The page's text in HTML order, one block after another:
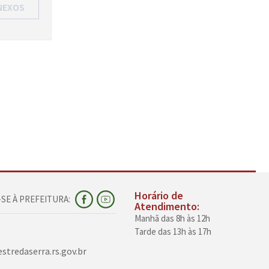
À PREFEITURA: Horário de
Atendimento:
Manhã das 8h às 12h
Tarde das 13h às 17h